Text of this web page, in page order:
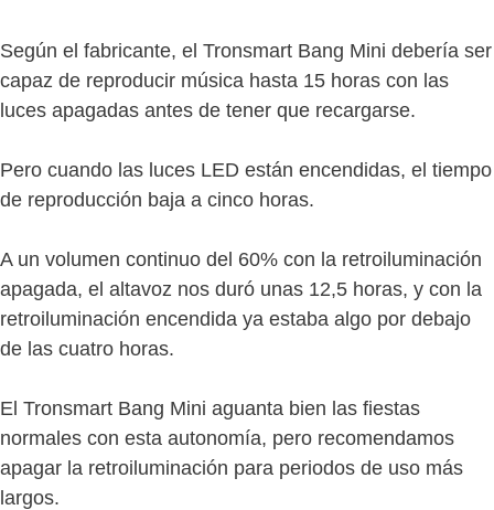
Según el fabricante, el Tronsmart Bang Mini debería ser
capaz de reproducir música hasta 15 horas con las
luces apagadas antes de tener que recargarse.
Pero cuando las luces LED están encendidas, el tiempo
de reproducción baja a cinco horas.
A un volumen continuo del 60% con la retroiluminación
apagada, el altavoz nos duró unas 12,5 horas, y con la
retroiluminación encendida ya estaba algo por debajo
de las cuatro horas.
El Tronsmart Bang Mini aguanta bien las fiestas
normales con esta autonomía, pero recomendamos
apagar la retroiluminación para periodos de uso más
largos.